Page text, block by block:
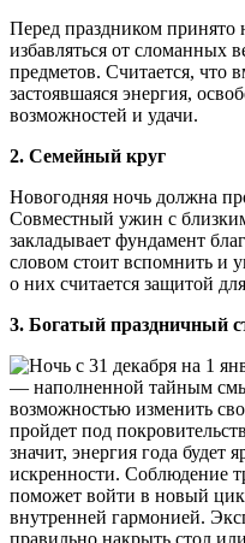
Перед праздником принято
избавляться от сломанных
предметов. Считается, что
застоявшаяся энергия,
возможностей и удачи.
2. Семейный круг
Новогодняя ночь должна
Совместный ужин с
закладывает фундамент
словом стоит вспомнить и
о них считается защитой
3. Богатый праздничный